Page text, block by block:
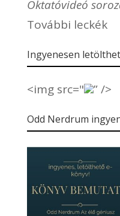
Oktatóvideó
További leckék
Ingyenesen
<img src=" ” />
Odd Nerdrum